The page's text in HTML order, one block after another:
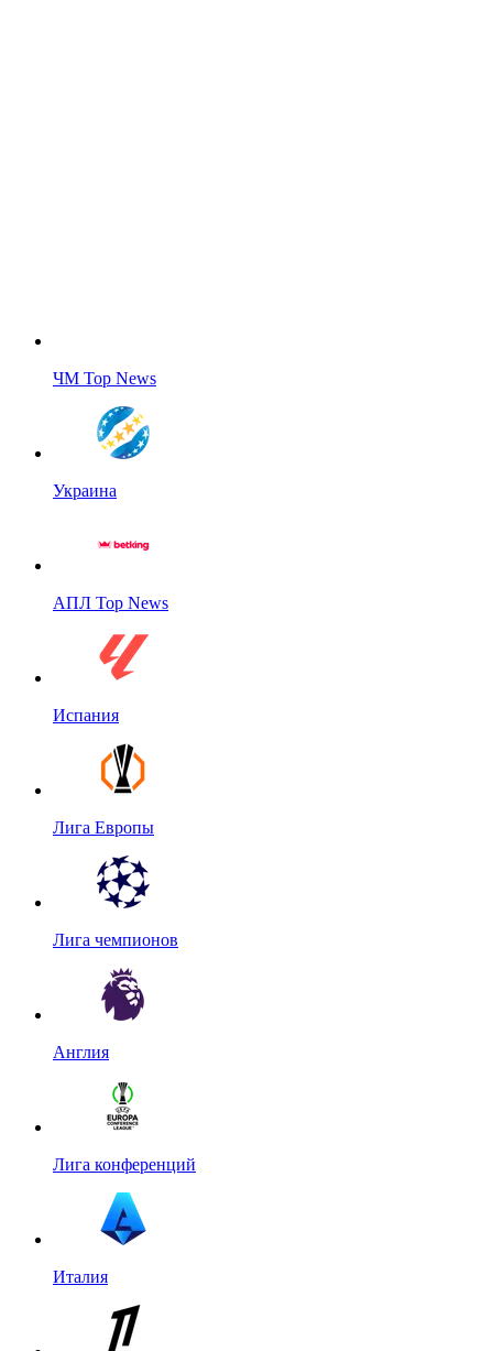
ЧМ Top News
Украина
АПЛ Top News
Испания
Лига Европы
Лига чемпионов
Англия
Лига конференций
Италия